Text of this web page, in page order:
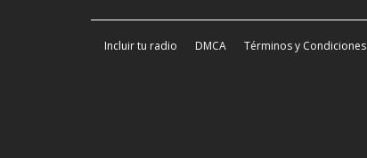
Incluir tu radio DMCA Términos y Condiciones